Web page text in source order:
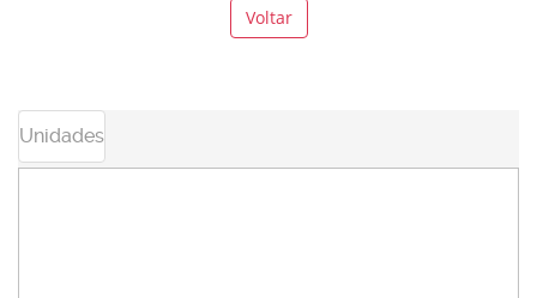
Voltar
Unidades